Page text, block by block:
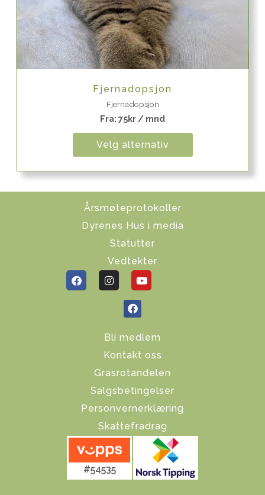
Fjernadopsjon
Fjernadopsjon
Fra: 75kr / mnd
Velg alternativ
Årsmøteprotokoller
Dyrenes Hus i media
Statutter
Vedtekter
Bli medlem
Kontakt oss
Grasrotandelen
Salgsbetingelser
Personvernerklæring
Skattefradrag
#54535